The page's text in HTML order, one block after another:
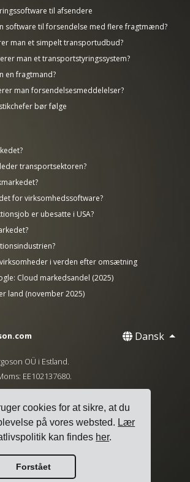
cookies for at sikre, at du
på vores websted. Lær
kan findes her.
Forstået
til afsendere
software til forsendelse med flere fragtmænd?
man et simpelt transportudbud?
man et transportstyringssystem?
en fragtmand?
man forsendelsesmeddelelser?
bør følge
transportsektoren?
for virksomhedssoftware?
er ubesatte i USA?
i verden efter omsætning
Cloud markedsandel (2025)
land (november 2025)
Dansk
OÜ i Estland.
EE102137680.
Cookie-politik